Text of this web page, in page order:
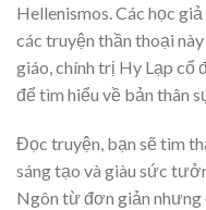
Hellenismos. Các học
các truyện thần thoại
giáo, chính trị Hy Lạp cổ
để tìm hiểu về bản thân
Đọc truyện, bạn sẽ tìm
sáng tạo và giàu sức
Ngôn từ đơn giản nhưng